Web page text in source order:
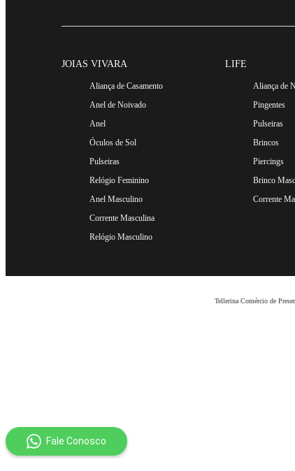
JOIAS VIVARA
Aliança de Casamento
Anel de Noivado
Anel
Óculos de Sol
Pulseiras
Relógio Feminino
Anel Masculino
Corrente Masculina
Relógio Masculino
LIFE
Aliança de
Pingentes
Pulseiras
Brincos
Piercings
Brinco
Corrente
Tellerina Comércio de